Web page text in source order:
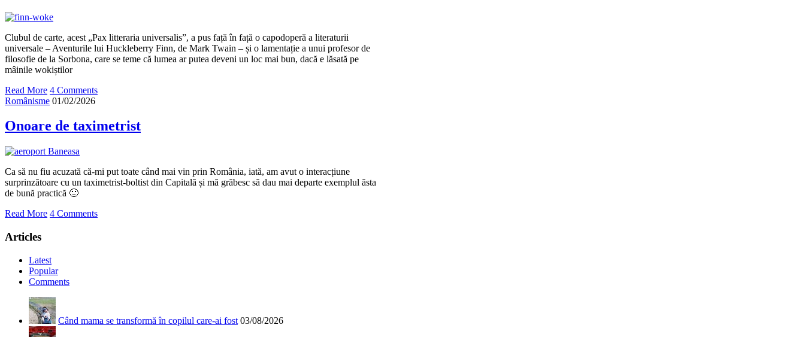
Clubul de carte, acest „Pax litteraria universalis”, a pus față în față o capodoperă a literaturii
universale – Aventurile lui Huckleberry Finn, de Mark Twain – și o lamentație a unui profesor de
filosofie de la Sorbona, care se teme că lumea ar putea deveni un loc mai bun, dacă e lăsată pe
mâinile wokiștilor
Read More 4 Comments
Românisme 01/02/2026
Onoare de taximetrist
Ca să nu fiu acuzată că-mi put toate când mai vin prin România, iată, am avut o interacțiune
surprinzătoare cu un taximetrist-boltist din Capitală și mă grăbesc să dau mai departe exemplul ăsta
de bună practică 🙂
Read More 4 Comments
Articles
Latest
Popular
Comments
Când mama se transformă în copilul care-ai fost 03/08/2026